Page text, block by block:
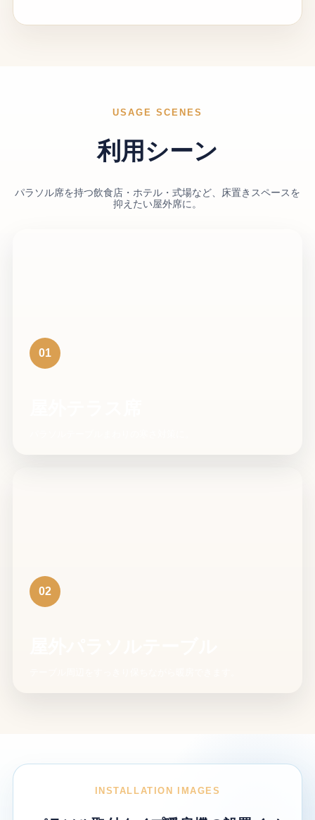
USAGE SCENES
利用シーン
パラソル席を持つ飲食店・ホテル・式場など、床置きスペースを
抑えたい屋外席に。
01
02
INSTALLATION IMAGES